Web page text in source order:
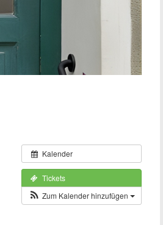
Kalender
Tickets
Zum Kalender hinzufügen